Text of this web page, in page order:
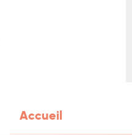
Accueil